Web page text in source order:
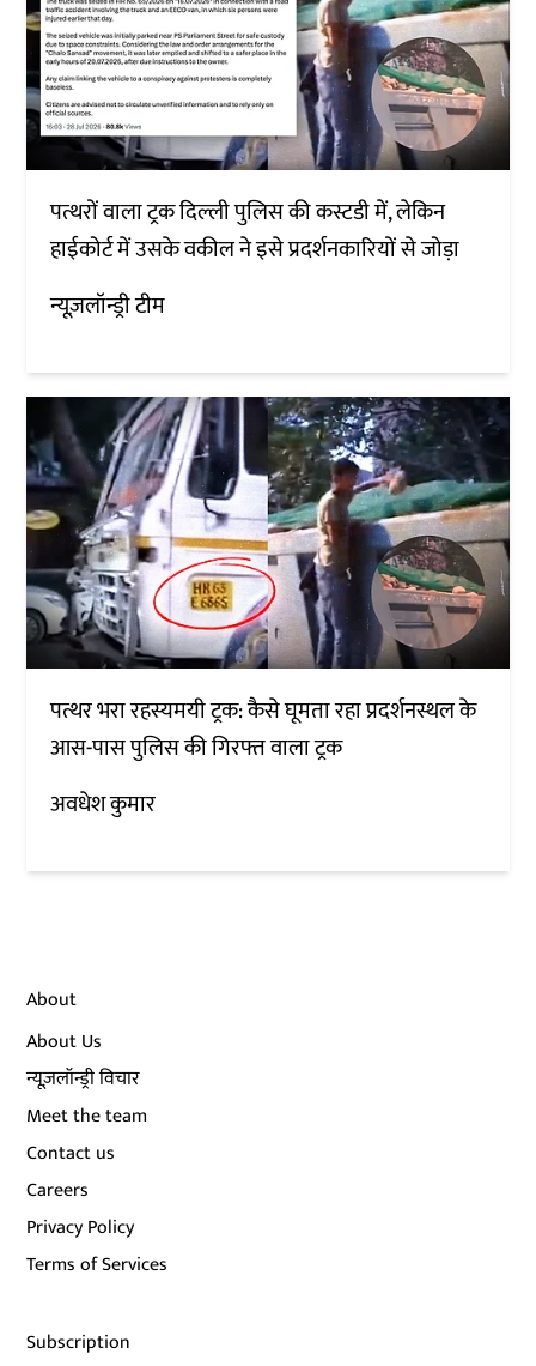
पत्थरों वाला ट्रक दिल्ली पुलिस की कस्टडी में, लेकिन
हाईकोर्ट में उसके वकील ने इसे प्रदर्शनकारियों से जोड़ा
न्यूज़लॉन्ड्री टीम
पत्थर भरा रहस्यमयी ट्रक: कैसे घूमता रहा प्रदर्शनस्थल के
आस-पास पुलिस की गिरफ्त वाला ट्रक
अवधेश कुमार
About
About Us
न्यूज़लॉन्ड्री विचार
Meet the team
Contact us
Careers
Privacy Policy
Terms of Services
Subscription